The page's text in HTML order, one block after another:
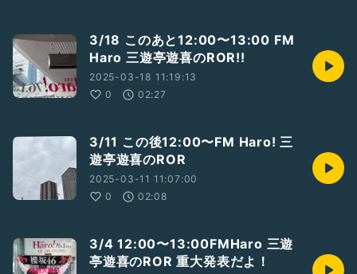
3/18 このあと12:00〜13:00 FM
Haro 三遊亭遊喜のROR!!
2025-03-18 11:19:13
0
02:27
3/11 この後12:00〜FM Haro! 三
遊亭遊喜のROR
2025-03-11 11:07:00
0
02:08
3/4 12:00〜13:00FMHaro 三遊
亭遊喜のROR 重大発表だよ！